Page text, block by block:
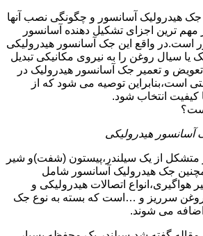
جک هیدرولیک آسانسور و چگونگی نصب آنها
مهم ترین اجزای تشکیل دهنده آسانسور
است.در واقع این جک آسانسور هیدرولیکی
یا سیال روغن را به نیروی مکانیکی تبدیل
تعویض و تعمیر جک آسانسور هیدرولیک در
است،بنابراین توصیه می شود که از
کیفیت انتخاب شود.
آسانسور هیدرولیکی
متشکل از یک سیلندر،پیستون (شفت)و شیر
جک هیدرولیک آسانسور شامل
اتصالات هیدرولیکی و
روغن سرریز و …است که بسته به نوع جک
می شوند.